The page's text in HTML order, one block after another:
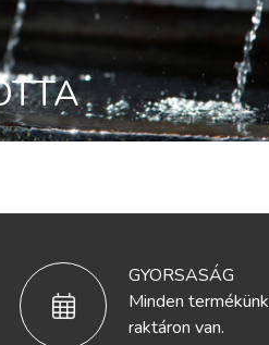
GYORSASÁG
Minden termékünk
raktáron van.